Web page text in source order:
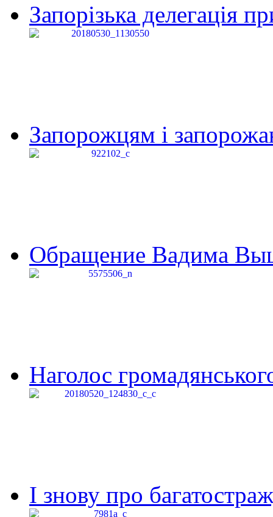
Запорізька делегація
Запорожцям і
Обращение Вадима
Наголос
І знову про